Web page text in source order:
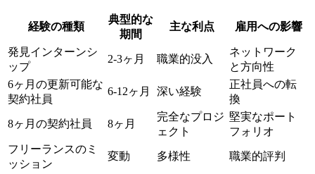
経験の種類
典型的な
期間
主な利点 雇用への影響
発見インターンシ
ップ
2-3ヶ月 職業的没入
ネットワーク
と方向性
6ヶ月の更新可能な
契約社員
6-12ヶ月 深い経験
正社員への転
換
8ヶ月の契約社員 8ヶ月
完全なプロジ
ェクト
堅実なポート
フォリオ
フリーランスのミ
ッション
変動 多様性 職業的評判